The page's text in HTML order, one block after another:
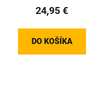
24,95 €
DO KOŠÍKA